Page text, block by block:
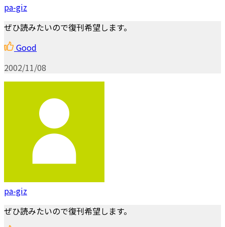
pa-giz
ぜひ読みたいので復刊希望します。
Good
2002/11/08
pa-giz
ぜひ読みたいので復刊希望します。